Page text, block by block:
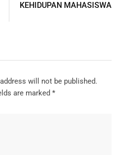
KEHIDUPAN MAHASISWA
will not be published.
are marked *